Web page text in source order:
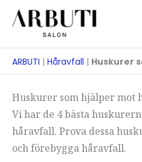
Hoppa
ARBUTI | Håravfall | Huskurer
Huskurer som hjälper mot
Vi har de 4 bästa
håravfall. Prova dessa
och förebygga håravfall.